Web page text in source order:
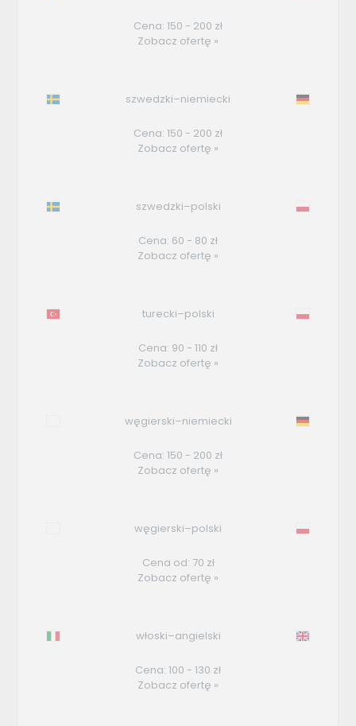
Cena: 150 - 200 zł
Zobacz ofertę »
szwedzki–niemiecki
Cena: 150 - 200 zł
Zobacz ofertę »
szwedzki–polski
Cena: 60 - 80 zł
Zobacz ofertę »
turecki–polski
Cena: 90 - 110 zł
Zobacz ofertę »
węgierski–niemiecki
Cena: 150 - 200 zł
Zobacz ofertę »
węgierski–polski
Cena od: 70 zł
Zobacz ofertę »
włoski–angielski
Cena: 100 - 130 zł
Zobacz ofertę »